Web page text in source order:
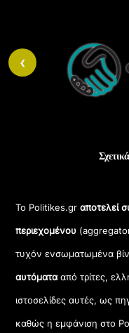
Το Politikes.grαποτελεί
περιεχομένου
τυχόν ενσωματωμένα
αυτόματααπό τρίτες,
ιστοσελίδες αυτές, ως
καθώς η εμφάνιση στο
‹